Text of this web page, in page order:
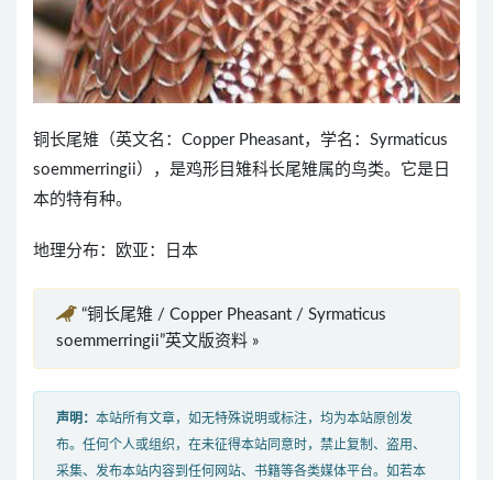
铜长尾雉（英文名：Copper Pheasant，学名：Syrmaticus
soemmerringii），是鸡形目雉科长尾雉属的鸟类。它是日
本的特有种。
地理分布：欧亚：日本
“铜长尾雉 / Copper Pheasant / Syrmaticus
soemmerringii”英文版资料 »
声明： 本站所有文章，如无特殊说明或标注，均为本站原创发
布。任何个人或组织，在未征得本站同意时，禁止复制、盗用、
采集、发布本站内容到任何网站、书籍等各类媒体平台。如若本